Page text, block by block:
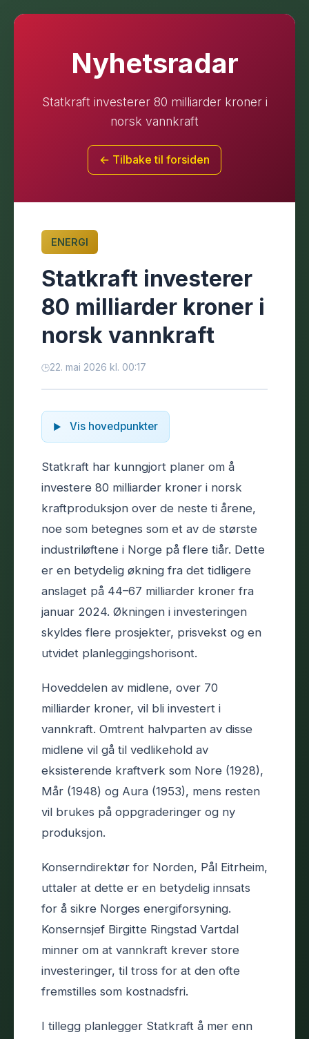
Nyhetsradar
Statkraft investerer 80 milliarder kroner i
norsk vannkraft
← Tilbake til forsiden
ENERGI
Statkraft investerer
80 milliarder kroner i
norsk vannkraft
22. mai 2026 kl. 00:17
Vis hovedpunkter
Statkraft har kunngjort planer om å
investere 80 milliarder kroner i norsk
kraftproduksjon over de neste ti årene,
noe som betegnes som et av de største
industriløftene i Norge på flere tiår. Dette
er en betydelig økning fra det tidligere
anslaget på 44–67 milliarder kroner fra
januar 2024. Økningen i investeringen
skyldes flere prosjekter, prisvekst og en
utvidet planleggingshorisont.
Hoveddelen av midlene, over 70
milliarder kroner, vil bli investert i
vannkraft. Omtrent halvparten av disse
midlene vil gå til vedlikehold av
eksisterende kraftverk som Nore (1928),
Mår (1948) og Aura (1953), mens resten
vil brukes på oppgraderinger og ny
produksjon.
Konserndirektør for Norden, Pål Eitrheim,
uttaler at dette er en betydelig innsats
for å sikre Norges energiforsyning.
Konsernsjef Birgitte Ringstad Vartdal
minner om at vannkraft krever store
investeringer, til tross for at den ofte
fremstilles som kostnadsfri.
I tillegg planlegger Statkraft å mer enn